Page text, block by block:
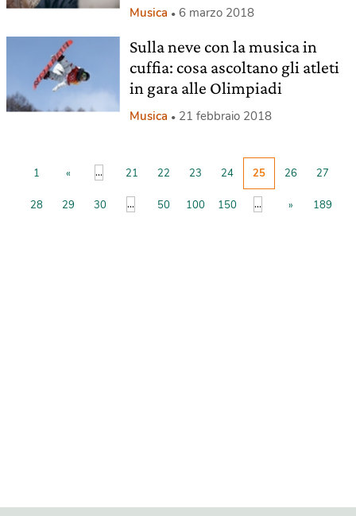
Musica 6 marzo 2018
Sulla neve con la musica in
cuffia: cosa ascoltano gli atleti
in gara alle Olimpiadi
Musica 21 febbraio 2018
1 « ... 21 22 23 24 25 26 27
28 29 30 ... 50 100 150 ... » 189